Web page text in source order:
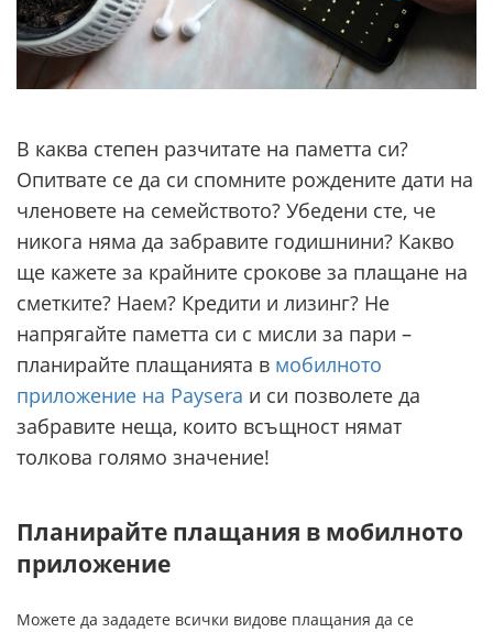
В каква степен разчитате на паметта си?
Опитвате се да си спомните рождените дати на
членовете на семейството? Убедени сте, че
никога няма да забравите годишнини? Какво
ще кажете за крайните срокове за плащане на
сметките? Наем? Кредити и лизинг? Не
напрягайте паметта си с мисли за пари –
планирайте плащанията в мобилното
приложение на Paysera и си позволете да
забравите неща, които всъщност нямат
толкова голямо значение!
Планирайте плащания в мобилното
приложение
Можете да зададете всички видове плащания да се